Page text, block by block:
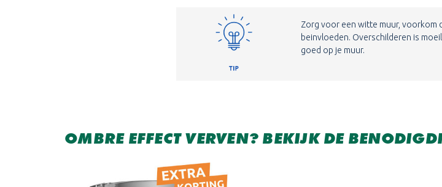
Zorg voor een witte muur, voorkom
beinvloeden. Overschilderen is
goed op je muur.
OMBRE EFFECT VERVEN? BEKIJK DE